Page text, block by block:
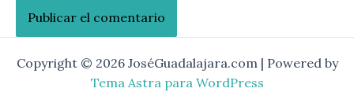
Copyright © 2026 JoséGuadalajara.com | Powered by
Tema Astra para WordPress